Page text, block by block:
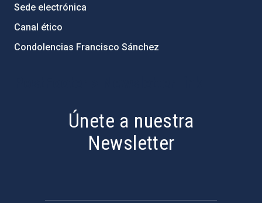
Sede electrónica
Canal ético
Condolencias Francisco Sánchez
Únete a nuestra
Newsletter